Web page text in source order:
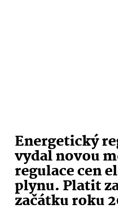
Energetický
vydal novou
regulace cen
plynu. Platit
začátku roku